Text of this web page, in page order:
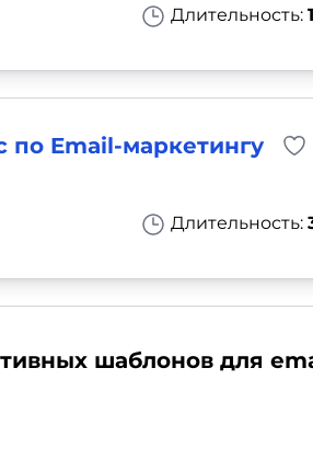
Длительность:
по Email-маркетингу
Длительность:
шаблонов для